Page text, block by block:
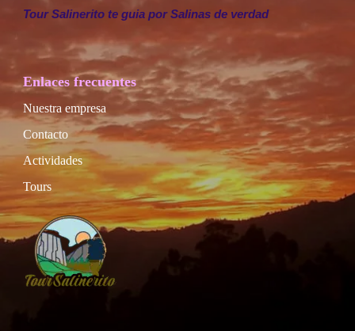
Tour Salinerito te guia por Salinas de verdad
Enlaces frecuentes
Nuestra empresa
Contacto
Actividades
Tours